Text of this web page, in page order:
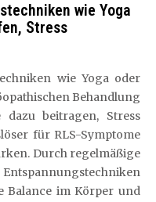
wie Yoga
Stress
wie Yoga oder
Behandlung
beitragen, Stress
für RLS-Symptome
Durch regelmäßige
Balance im Körper und